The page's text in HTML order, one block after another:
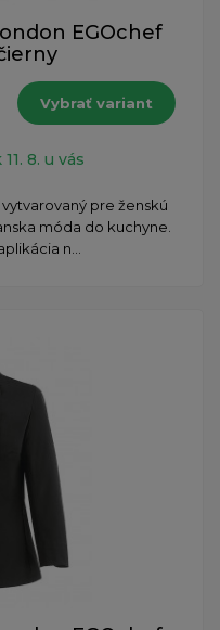
EGOchef
Vybrať variant
8. u vás
pre ženskú
móda do kuchyne.
n...